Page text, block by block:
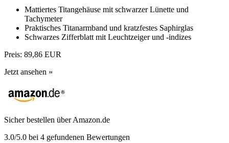
Mattiertes Titangehäuse mit schwarzer Lünette und
Tachymeter
Praktisches Titanarmband und kratzfestes Saphirglas
Schwarzes Zifferblatt mit Leuchtzeiger und -indizes
Preis: 89,86 EUR
Jetzt ansehen »
Sicher bestellen über Amazon.de
3.0/5.0 bei 4 gefundenen Bewertungen